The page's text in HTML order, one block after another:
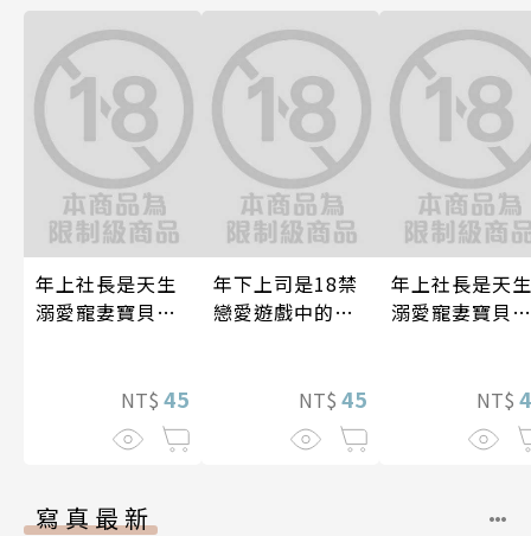
年上社長是天生
溺愛寵妻寶貝獸
就不會再孤單!?
NT$ 45
年下上司是18禁
戀愛遊戲中的我
NT$ 45
年上社長是天生
溺愛寵妻寶貝獸
就不會再孤單!?
NT$
寫真最新